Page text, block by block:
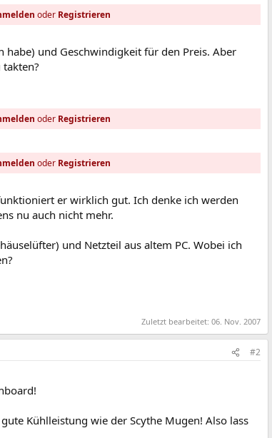
oder Registrieren
und Geschwindigkeit für den Preis. Aber
takten?
oder Registrieren
oder Registrieren
er wirklich gut. Ich denke ich werden
nu auch nicht mehr.
und Netzteil aus altem PC. Wobei ich
Zuletzt bearbeitet: 06. Nov. 2007
#2
Kühlleistung wie der Scythe Mugen! Also lass